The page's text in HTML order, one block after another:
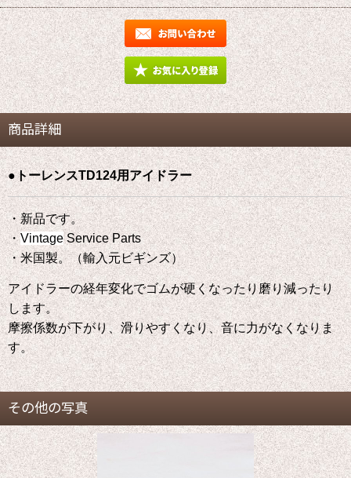
商品詳細
●トーレンスTD124用アイドラー
・新品です。
・VintageService Parts
・米国製。（輸入元ビギンズ）
アイドラーの経年変化でゴムが硬くなったり磨り減ったり
します。
摩擦係数が下がり、滑りやすくなり、音に力がなくなりま
す。
その他の写真